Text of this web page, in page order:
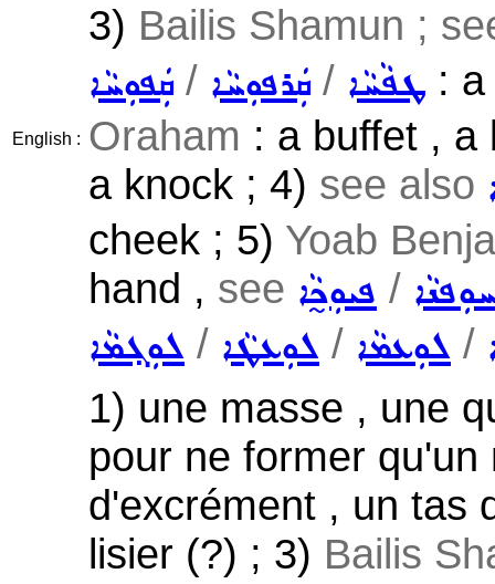
English :
3) Bailis Shamun ;
ܩܲܦܘܼܚܵܐ / ܩܲܪܦܘܼܚܵܐ / ܛܦܵܚܵܐ :
Oraham : a buffet , a
a knock ; 4) see also
cheek ; 5) Yoab
hand , see ܦܝܘܼܟ̰ܵܐ / ܚܘܼܦܢܵܐ
ܠܘܼܓ݂ܡܵܐ / ܠܘܼܥܛܵܐ / ܠܘܼܥܡܵܐ /
1) une masse , une
pour ne former
d'excrément , un tas
lisier (?) ; 3) Bailis